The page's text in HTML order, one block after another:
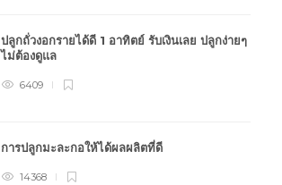
ปลูกถั่วงอกรายได้ดี 1 อาทิตย์ รับเงินเลย ปลูกง่ายๆ
ไม่ต้องดูแล
6409
การปลูกมะละกอให้ได้ผลผลิตที่ดี
14368